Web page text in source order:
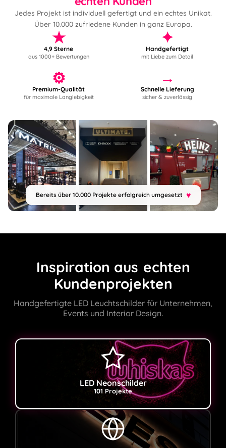
Jedes Projekt ist individuell gefertigt und ein echtes Unikat.
Über 10.000 zufriedene Kunden in ganz Europa.
★
4,9 Sterne
aus 1000+ Bewertungen
✦
Handgefertigt
mit Liebe zum Detail
⚙
Premium-Qualität
für maximale Langlebigkeit
→
Schnelle Lieferung
sicher & zuverlässig
Bereits über 10.000 Projekte erfolgreich umgesetzt ♥
Inspiration aus echten
Kundenprojekten
Handgefertigte LED Leuchtschilder für Unternehmen,
Events und Interior Design.
LED Neonschilder
101 Projekte